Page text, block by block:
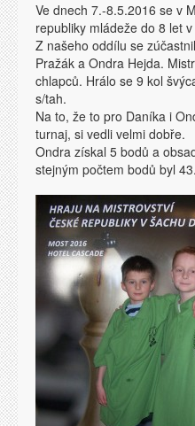
Ve dnech 7.-8.5.2016 se v
republiky mládeže do 8 let
Z našeho oddílu se
Pražák a Ondra Hejda.
chlapců. Hrálo se 9 kol
s/tah.
Na to, že to pro Daníka i
turnaj, si vedli velmi dobře.
Ondra získal 5 bodů a
stejným počtem bodů byl 43.